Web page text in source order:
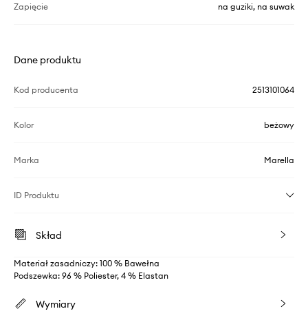
Zapięcie na guziki, na suwak
Dane produktu
Kod producenta 2513101064
Kolor beżowy
Marka Marella
ID Produktu
Skład
Materiał zasadniczy: 100 % Bawełna
Podszewka: 96 % Poliester, 4 % Elastan
Wymiary